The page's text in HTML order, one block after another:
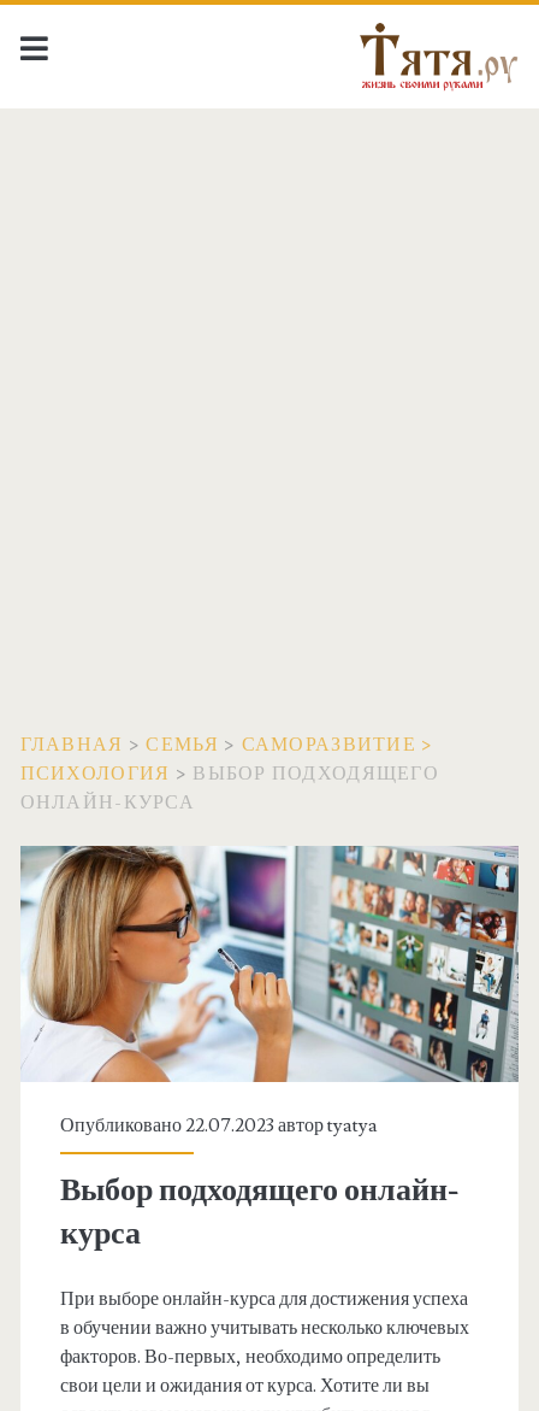
ГЛАВНАЯ >СЕМЬЯ > САМОРАЗВИТИЕ >
ПСИХОЛОГИЯ > ВЫБОР ПОДХОДЯЩЕГО
ОНЛАЙН-КУРСА
Опубликовано 22.07.2023 авторtyatya
Выбор подходящего онлайн-
курса
При выборе онлайн-курса для достижения успеха
в обучении важно учитывать несколько ключевых
факторов. Во-первых, необходимо определить
свои цели и ожидания от курса. Хотите ли вы